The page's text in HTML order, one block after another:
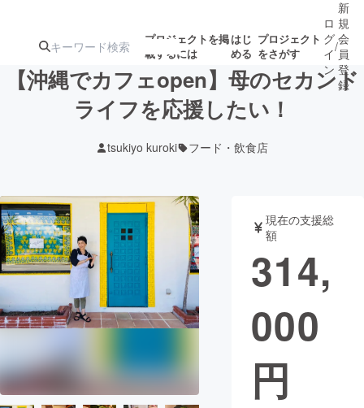
プロジェクトを掲
載するには
はじ
める
プロジェクト
をさがす
ターン
ジェクト
募集終了が近いプ
ロジェクト
アート・写真 音楽
テクノロジー・ガジェット ゲーム・サ
映像・映画
まちづくり・地域活性化
ロ
グ
イ
ン
/
新
規
会
員
登
録
【沖縄でカフェopen】母のセカンド
ライフを応援したい！
tsukiyo kuroki フード・飲食店
現在の支援総
額
314,
000
円